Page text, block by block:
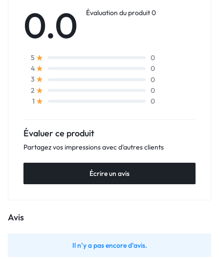
0.0 Évaluation du produit 0
5
0
4
0
3
0
2
0
1
0
Évaluer ce produit
Partagez vos impressions avec d'autres clients
Écrire un avis
Avis
Il n’y a pas encore d’avis.